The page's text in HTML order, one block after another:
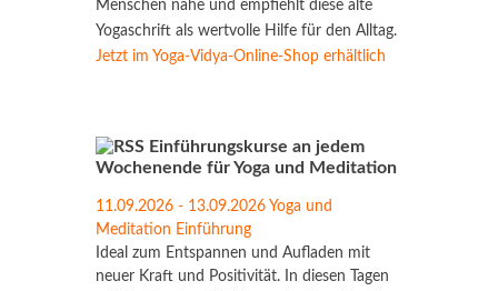
Menschen nahe und empfiehlt diese alte
Yogaschrift als wertvolle Hilfe für den Alltag.
Jetzt im Yoga-Vidya-Online-Shop erhältlich
Einführungskurse an jedem
Wochenende für Yoga und Meditation
11.09.2026 - 13.09.2026 Yoga und
Meditation Einführung
Ideal zum Entspannen und Aufladen mit
neuer Kraft und Positivität. In diesen Tagen